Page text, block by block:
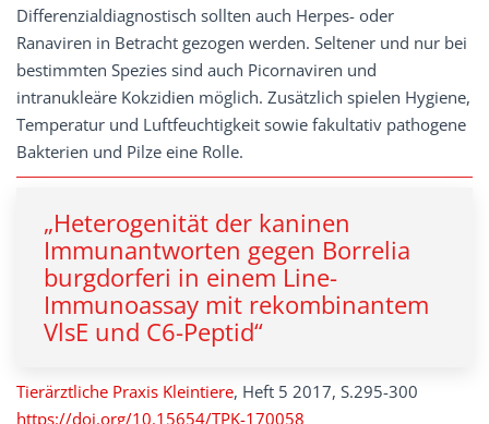
Differenzialdiagnostisch sollten auch Herpes- oder
Ranaviren in Betracht gezogen werden. Seltener und nur bei
bestimmten Spezies sind auch Picornaviren und
intranukleäre Kokzidien möglich. Zusätzlich spielen Hygiene,
Temperatur und Luftfeuchtigkeit sowie fakultativ pathogene
Bakterien und Pilze eine Rolle.
„Heterogenität der kaninen
Immunantworten gegen Borrelia
burgdorferi in einem Line-
Immunoassay mit rekombinantem
VlsE und C6-Peptid“
Tierärztliche Praxis Kleintiere, Heft 5 2017, S.295-300
https://doi.org/10.15654/TPK-170058